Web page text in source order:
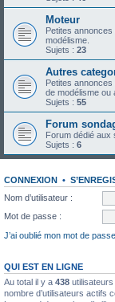
Moteur
Petites
modélisme.
Sujets : 23
Autres
Petites
de modélisme ou
Sujets : 55
Forum
Forum dédié aux
Sujets : 6
CONNEXION •
Nom d’utilisateur :
Mot de passe :
J’ai oublié mon mot de passe
QUI EST EN LIGNE
Au total il y a 438
nombre d’utilisateurs actifs